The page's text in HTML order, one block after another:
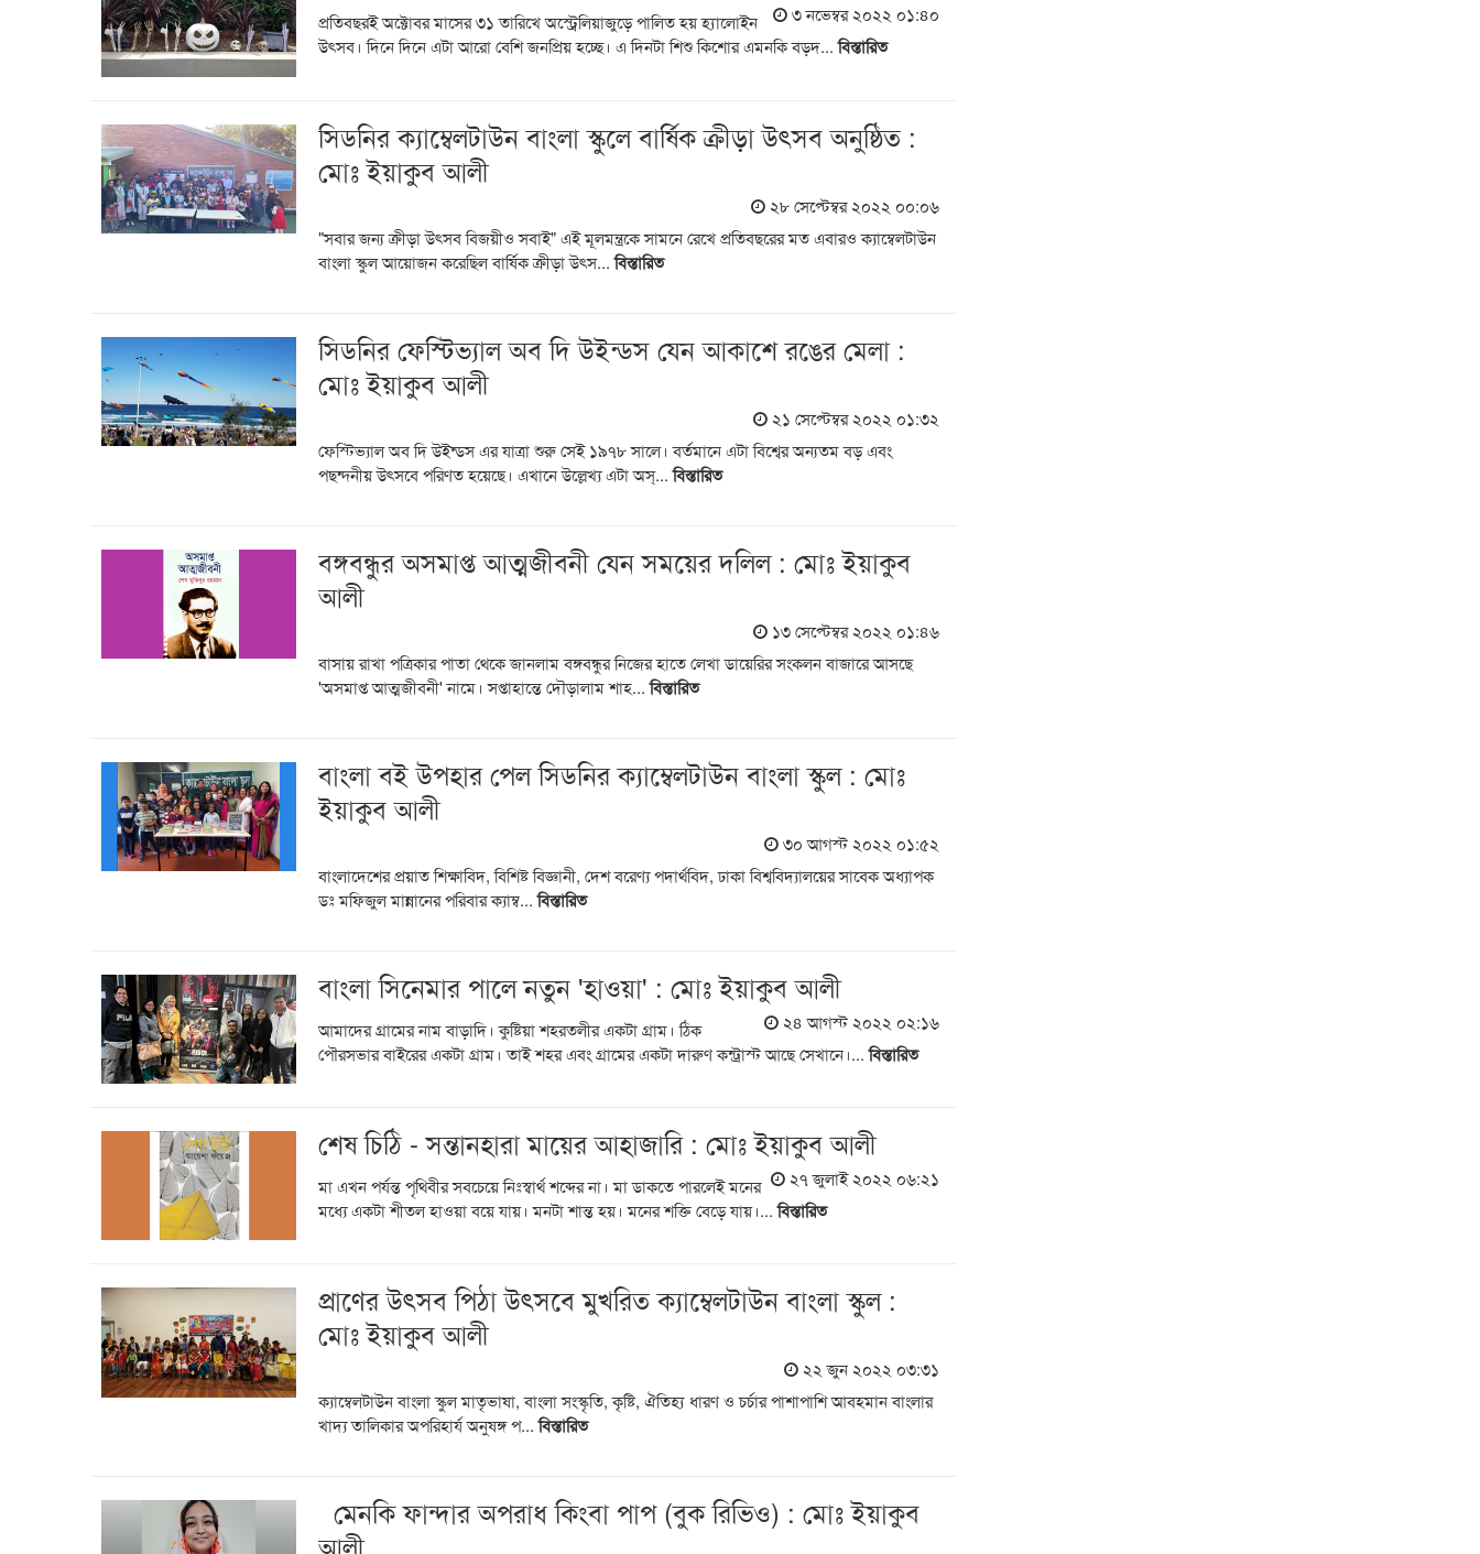
৩ নভেম্বর ২০২২ ০১:৪০
প্রতিবছরই অক্টোবর মাসের ৩১ তারিখে অস্ট্রেলিয়াজুড়ে পালিত হয় হ্যালোইন
উৎসব। দিনে দিনে এটা আরো বেশি জনপ্রিয় হচ্ছে। এ দিনটা শিশু কিশোর এমনকি বড়দ...বিস্তারিত
সিডনির ক্যাম্বেলটাউন বাংলা স্কুলে বার্ষিক ক্রীড়া উৎসব অনুষ্ঠিত :
মোঃ ইয়াকুব আলী
২৮ সেপ্টেম্বর ২০২২ ০০:০৬
"সবার জন্য ক্রীড়া উৎসব বিজয়ীও সবাই" এই মূলমন্ত্রকে সামনে রেখে প্রতিবছরের মত এবারও ক্যাম্বেলটাউন
বাংলা স্কুল আয়োজন করেছিল বার্ষিক ক্রীড়া উৎস...বিস্তারিত
সিডনির ফেস্টিভ্যাল অব দি উইন্ডস যেন আকাশে রঙের মেলা :
মোঃ ইয়াকুব আলী
২১ সেপ্টেম্বর ২০২২ ০১:৩২
ফেস্টিভ্যাল অব দি উইন্ডস এর যাত্রা শুরু সেই ১৯৭৮ সালে। বর্তমানে এটা বিশ্বের অন্যতম বড় এবং
পছন্দনীয় উৎসবে পরিণত হয়েছে। এখানে উল্লেখ্য এটা অস্...বিস্তারিত
বঙ্গবন্ধুর অসমাপ্ত আত্মজীবনী যেন সময়ের দলিল : মোঃ ইয়াকুব
আলী
১৩ সেপ্টেম্বর ২০২২ ০১:৪৬
বাসায় রাখা পত্রিকার পাতা থেকে জানলাম বঙ্গবন্ধুর নিজের হাতে লেখা ডায়েরির সংকলন বাজারে আসছে
'অসমাপ্ত আত্মজীবনী' নামে। সপ্তাহান্তে দৌড়ালাম শাহ...বিস্তারিত
বাংলা বই উপহার পেল সিডনির ক্যাম্বেলটাউন বাংলা স্কুল : মোঃ
ইয়াকুব আলী
৩০ আগস্ট ২০২২ ০১:৫২
বাংলাদেশের প্রয়াত শিক্ষাবিদ, বিশিষ্ট বিজ্ঞানী, দেশ বরেণ্য পদার্থবিদ, ঢাকা বিশ্ববিদ্যালয়ের সাবেক অধ্যাপক
ডঃ মফিজুল মান্নানের পরিবার ক্যাম্ব...বিস্তারিত
বাংলা সিনেমার পালে নতুন 'হাওয়া' : মোঃ ইয়াকুব আলী
২৪ আগস্ট ২০২২ ০২:১৬
আমাদের গ্রামের নাম বাড়াদি। কুষ্টিয়া শহরতলীর একটা গ্রাম। ঠিক
পৌরসভার বাইরের একটা গ্রাম। তাই শহর এবং গ্রামের একটা দারুণ কন্ট্রাস্ট আছে সেখানে।...বিস্তারিত
শেষ চিঠি - সন্তানহারা মায়ের আহাজারি : মোঃ ইয়াকুব আলী
২৭ জুলাই ২০২২ ০৬:২১
মা এখন পর্যন্ত পৃথিবীর সবচেয়ে নিঃস্বার্থ শব্দের না। মা ডাকতে পারলেই মনের
মধ্যে একটা শীতল হাওয়া বয়ে যায়। মনটা শান্ত হয়। মনের শক্তি বেড়ে যায়।...বিস্তারিত
প্রাণের উৎসব পিঠা উৎসবে মুখরিত ক্যাম্বেলটাউন বাংলা স্কুল :
মোঃ ইয়াকুব আলী
২২ জুন ২০২২ ০৩:৩১
ক্যাম্বেলটাউন বাংলা স্কুল মাতৃভাষা, বাংলা সংস্কৃতি, কৃষ্টি, ঐতিহ্য ধারণ ও চর্চার পাশাপাশি আবহমান বাংলার
খাদ্য তালিকার অপরিহার্য অনুষঙ্গ প...বিস্তারিত
মেনকি ফান্দার অপরাধ কিংবা পাপ (বুক রিভিও) : মোঃ ইয়াকুব
আলী